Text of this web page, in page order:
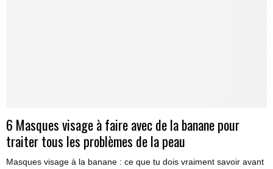
6 Masques visage à faire avec de la banane pour
traiter tous les problèmes de la peau
Masques visage à la banane : ce que tu dois vraiment savoir avant